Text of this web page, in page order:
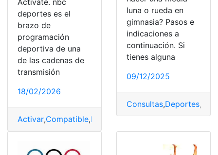
deportes es el
brazo de
programación
deportiva de una
de las cadenas de
transmisión
18/02/2026
Activar,Compatible,Deportes,Dispositivo,Transmisión
luna o rueda en
gimnasia? Pasos e
indicaciones a
continuación. Si
tienes alguna
09/12/2025
Consultas,Deportes,